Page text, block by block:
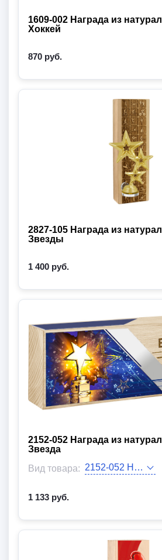
1609-002 Награда из
Хоккей
870 руб.
2827-105 Награда из
Звезды
1 400 руб.
2152-052 Награда из
Звезда
Высота:
Размер:
Цвет цоколя:
Цвет декора:
Вид товара:
1 133 руб.